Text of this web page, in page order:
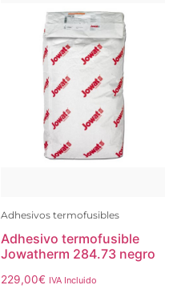
Adhesivos termofusibles
Adhesivo termofusible
Jowatherm 284.73 negro
229,00€ IVA Incluido